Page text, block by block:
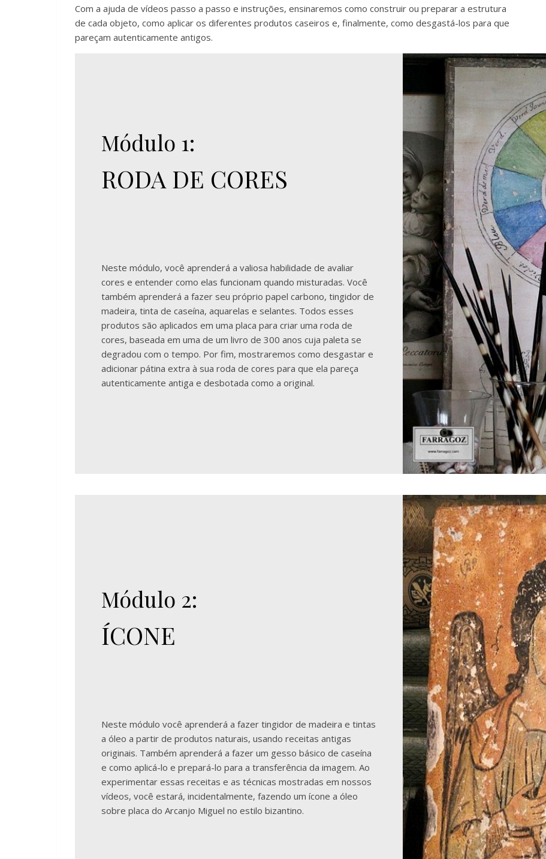
Com a ajuda de vídeos passo a passo e instruções, ensinaremos como construir ou preparar a estrutura
de cada objeto, como aplicar os diferentes produtos caseiros e, finalmente, como desgastá-los para que
pareçam autenticamente antigos.
Módulo 1:
RODA DE CORES
Neste módulo, você aprenderá a valiosa habilidade de avaliar
cores e entender como elas funcionam quando misturadas. Você
também aprenderá a fazer seu próprio papel carbono, tingidor de
madeira, tinta de caseína, aquarelas e selantes. Todos esses
produtos são aplicados em uma placa para criar uma roda de
cores, baseada em uma de um livro de 300 anos cuja paleta se
degradou com o tempo. Por fim, mostraremos como desgastar e
adicionar pátina extra à sua roda de cores para que ela pareça
autenticamente antiga e desbotada como a original.
Módulo 2:
ÍCONE
Neste módulo você aprenderá a fazer tingidor de madeira e tintas
a óleo a partir de produtos naturais, usando receitas antigas
originais. Também aprenderá a fazer um gesso básico de caseína
e como aplicá-lo e prepará-lo para a transferência da imagem. Ao
experimentar essas receitas e as técnicas mostradas em nossos
vídeos, você estará, incidentalmente, fazendo um ícone a óleo
sobre placa do Arcanjo Miguel no estilo bizantino.